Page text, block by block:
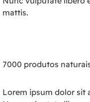
mattis.
7000 produtos
Lorem ipsum dolor sit